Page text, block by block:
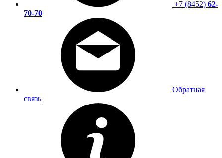
+7 (8452) 62-
70-70
Обратная
связь